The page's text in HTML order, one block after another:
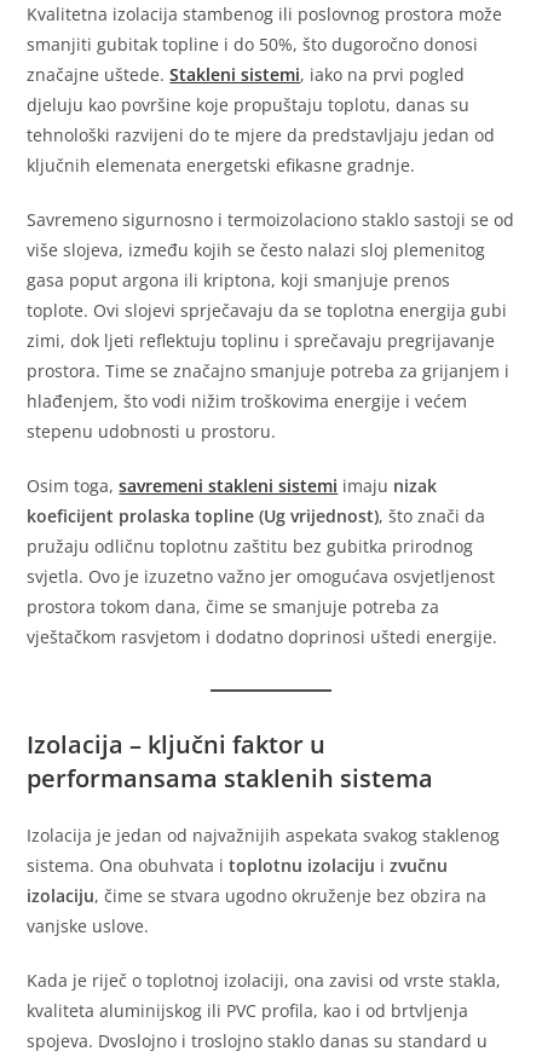
Kvalitetna izolacija stambenog ili poslovnog prostora može
smanjiti gubitak topline i do 50%, što dugoročno donosi
značajne uštede.Stakleni sistemi, iako na prvi pogled
djeluju kao površine koje propuštaju toplotu, danas su
tehnološki razvijeni do te mjere da predstavljaju jedan od
ključnih elemenata energetski efikasne gradnje.
Savremeno sigurnosno i termoizolaciono staklo sastoji se od
više slojeva, između kojih se često nalazi sloj plemenitog
gasa poput argona ili kriptona, koji smanjuje prenos
toplote. Ovi slojevi sprječavaju da se toplotna energija gubi
zimi, dok ljeti reflektuju toplinu i sprečavaju pregrijavanje
prostora. Time se značajno smanjuje potreba za grijanjem i
hlađenjem, što vodi nižim troškovima energije i većem
stepenu udobnosti u prostoru.
Osim toga,savremeni stakleni sistemi imaju nizak
koeficijent prolaska topline (Ug vrijednost), što znači da
pružaju odličnu toplotnu zaštitu bez gubitka prirodnog
svjetla. Ovo je izuzetno važno jer omogućava osvjetljenost
prostora tokom dana, čime se smanjuje potreba za
vještačkom rasvjetom i dodatno doprinosi uštedi energije.
Izolacija – ključni faktor u
performansama staklenih sistema
Izolacija je jedan od najvažnijih aspekata svakog staklenog
sistema. Ona obuhvata itoplotnu izolaciju izvučnu
izolaciju, čime se stvara ugodno okruženje bez obzira na
vanjske uslove.
Kada je riječ o toplotnoj izolaciji, ona zavisi od vrste stakla,
kvaliteta aluminijskog ili PVC profila, kao i od brtvljenja
spojeva. Dvoslojno i troslojno staklo danas su standard u